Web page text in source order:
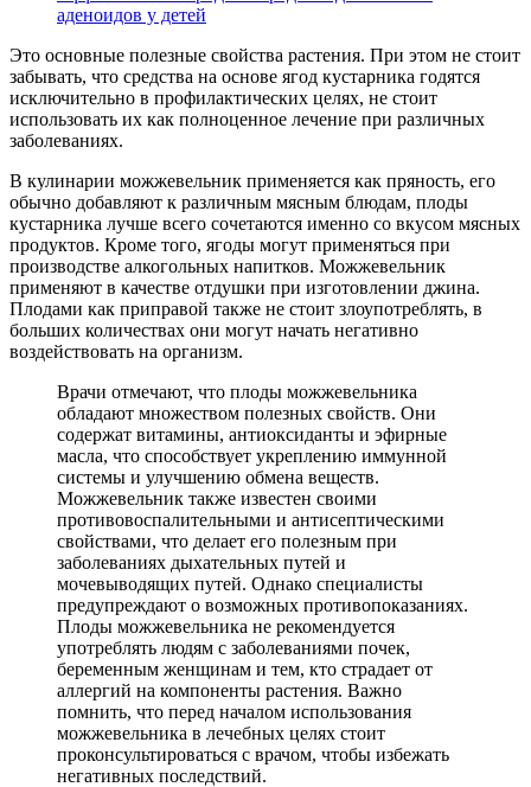
аденоидов у детей
Это основные полезные свойства растения. При этом не стоит
забывать, что средства на основе ягод кустарника годятся
исключительно в профилактических целях, не стоит
использовать их как полноценное лечение при различных
заболеваниях.
В кулинарии можжевельник применяется как пряность, его
обычно добавляют к различным мясным блюдам, плоды
кустарника лучше всего сочетаются именно со вкусом мясных
продуктов. Кроме того, ягоды могут применяться при
производстве алкогольных напитков. Можжевельник
применяют в качестве отдушки при изготовлении джина.
Плодами как приправой также не стоит злоупотреблять, в
больших количествах они могут начать негативно
воздействовать на организм.
Врачи отмечают, что плоды можжевельника
обладают множеством полезных свойств. Они
содержат витамины, антиоксиданты и эфирные
масла, что способствует укреплению иммунной
системы и улучшению обмена веществ.
Можжевельник также известен своими
противовоспалительными и антисептическими
свойствами, что делает его полезным при
заболеваниях дыхательных путей и
мочевыводящих путей. Однако специалисты
предупреждают о возможных противопоказаниях.
Плоды можжевельника не рекомендуется
употреблять людям с заболеваниями почек,
беременным женщинам и тем, кто страдает от
аллергий на компоненты растения. Важно
помнить, что перед началом использования
можжевельника в лечебных целях стоит
проконсультироваться с врачом, чтобы избежать
негативных последствий.